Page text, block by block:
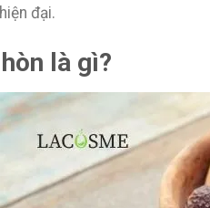
đại.
là gì?